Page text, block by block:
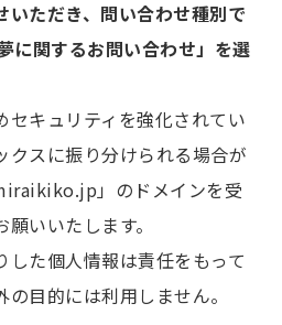
いただき、問い合わせ種別で
に関するお問い合わせ」を選
セキュリティを強化されてい
クスに振り分けられる場合が
」のドメインを受
いいたします。
した個人情報は責任をもって
目的には利用しません。